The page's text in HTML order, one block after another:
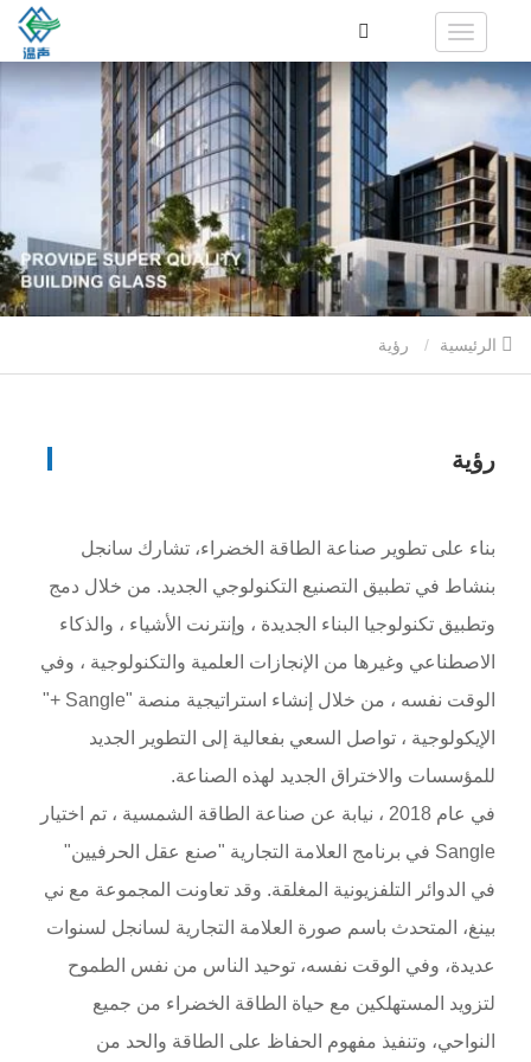
رؤية
بناء على تطوير صناعة الطاقة الخضراء، تشارك سانجل
بنشاط في تطبيق التصنيع التكنولوجي الجديد. من خلال دمج
وتطبيق تكنولوجيا البناء الجديدة ، وإنترنت الأشياء ، والذكاء
الاصطناعي وغيرها من الإنجازات العلمية والتكنولوجية ، وفي
الوقت نفسه ، من خلال إنشاء استراتيجية منصة "Sangle +"
الإيكولوجية ، تواصل السعي بفعالية إلى التطوير الجديد
للمؤسسات والاختراق الجديد لهذه الصناعة.
في عام 2018 ، نيابة عن صناعة الطاقة الشمسية ، تم اختيار
Sangle في برنامج العلامة التجارية "صنع عقل الحرفيين"
في الدوائر التلفزيونية المغلقة. وقد تعاونت المجموعة مع ني
بينغ، المتحدث باسم صورة العلامة التجارية لسانجل لسنوات
عديدة، وفي الوقت نفسه، توحيد الناس من نفس الطموح
لتزويد المستهلكين مع حياة الطاقة الخضراء من جميع
النواحي، وتنفيذ مفهوم الحفاظ على الطاقة والحد من